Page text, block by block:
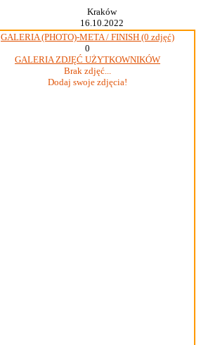
Kraków
16.10.2022
GALERIA (PHOTO)-META / FINISH (0 zdjęć)
0
GALERIA ZDJĘĆ UŻYTKOWNIKÓW
Brak zdjęć...
Dodaj swoje zdjęcia!